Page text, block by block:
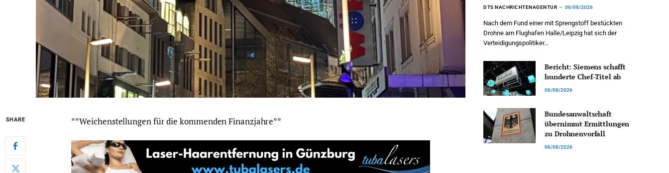
SHARE **Weichenstellungen für die kommenden Finanzjahre**
DTS NACHRICHTENAGENTUR 06/08/2026
Nach dem Fund einer mit Sprengstoff bestückten
Drohne am Flughafen Halle/Leipzig hat sich der
Verteidigungspolitiker…
Bericht: Siemens schafft
hunderte Chef-Titel ab
06/08/2026
Bundesanwaltschaft
übernimmt Ermittlungen
zu Drohnenvorfall
06/08/2026